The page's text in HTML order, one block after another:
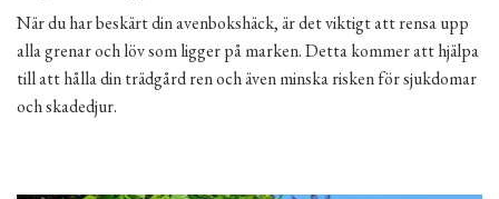
När du har beskärt din avenbokshäck, är det viktigt att rensa upp
alla grenar och löv som ligger på marken. Detta kommer att hjälpa
till att hålla din trädgård ren och även minska risken för sjukdomar
och skadedjur.